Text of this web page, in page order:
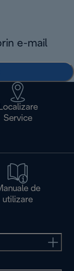
e-mail
Service
de
utilizare